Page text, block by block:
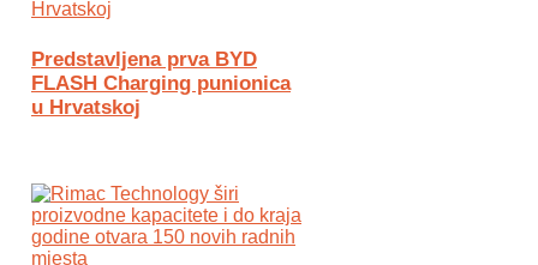
Predstavljena prva BYD
FLASH Charging punionica
u Hrvatskoj